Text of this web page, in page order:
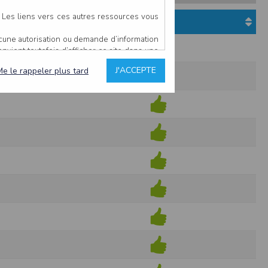
Etat du dossier
liens vers ces autres ressources vous
autorisation ou demande d’information
toutefois d’afficher ce site dans une
estime non conforme à l’objet du site
comme étant fiables.
avoir fait l’objet de mises à jour. En
prend connaissance.
de l’interprétation ou de l’utilisation des
hors du contrôle de l’EDITEUR, et
J'ACCEPTE
le rappeler plus tard